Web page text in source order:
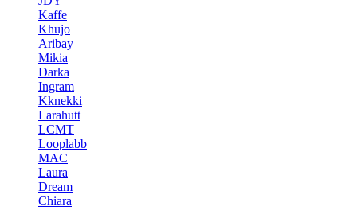
Kaffe
Khujo
Aribay
Mikia
Darka
Ingram
Kknekki
Larahutt
LCMT
Looplabb
MAC
Laura
Dream
Chiara